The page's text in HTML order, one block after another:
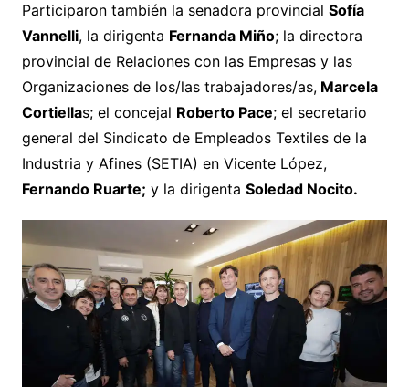
Participaron también la senadora provincial Sofía
Vannelli, la dirigenta Fernanda Miño; la directora
provincial de Relaciones con las Empresas y las
Organizaciones de los/las trabajadores/as,Marcela
Cortiellas; el concejal Roberto Pace; el secretario
general del Sindicato de Empleados Textiles de la
Industria y Afines (SETIA) en Vicente López,
Fernando Ruarte; y la dirigenta Soledad Nocito.